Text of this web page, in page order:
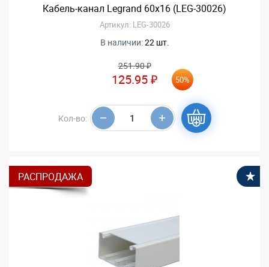
Кабель-канал Legrand 60х16 (LEG-30026)
Артикул: LEG-30026
В наличии:22 шт.
251.90 ₽
125.95 ₽ 50%
Кол-во:
РАСПРОДАЖА